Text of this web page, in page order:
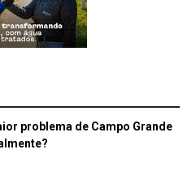
problema de Campo Grande